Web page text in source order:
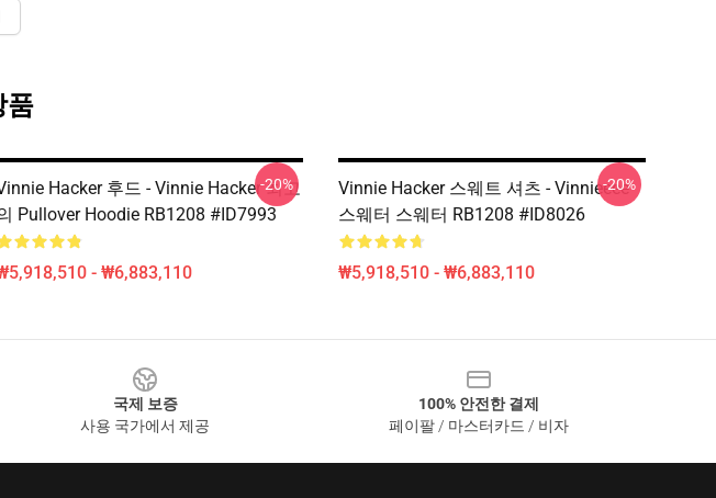
품
Hacker 후드 - Vinnie Hacker 최고
Pullover Hoodie RB1208 #ID7993
- ₩6,883,110
-20%
Vinnie Hacker 스웨트 셔츠 - Vinnieeee
스웨터 스웨터 RB1208 #ID8026
₩5,918,510 - ₩6,883,110
-20%
국제 보증
사용 국가에서 제공
100% 안전한 결제
페이팔 / 마스터카드 / 비자